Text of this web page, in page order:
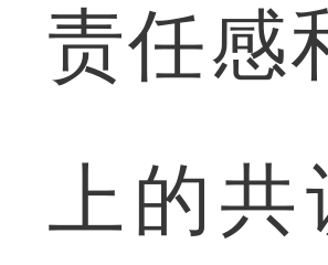
责任感
上的共